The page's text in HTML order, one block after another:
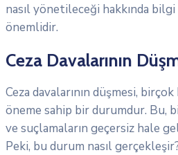
nasıl yönetileceği hakkında
önemlidir.
Ceza Davalarının
Ceza davalarının düşmesi,
öneme sahip bir durumdur. Bu,
ve suçlamaların geçersiz hale
Peki, bu durum nasıl